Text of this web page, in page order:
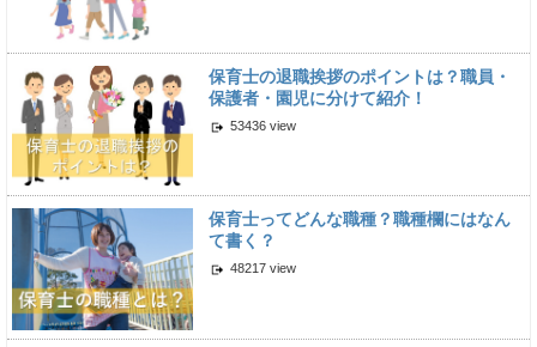
保育士の退職挨拶のポイントは？職員・
保護者・園児に分けて紹介！
53436 view
保育士ってどんな職種？職種欄にはなん
て書く？
48217 view